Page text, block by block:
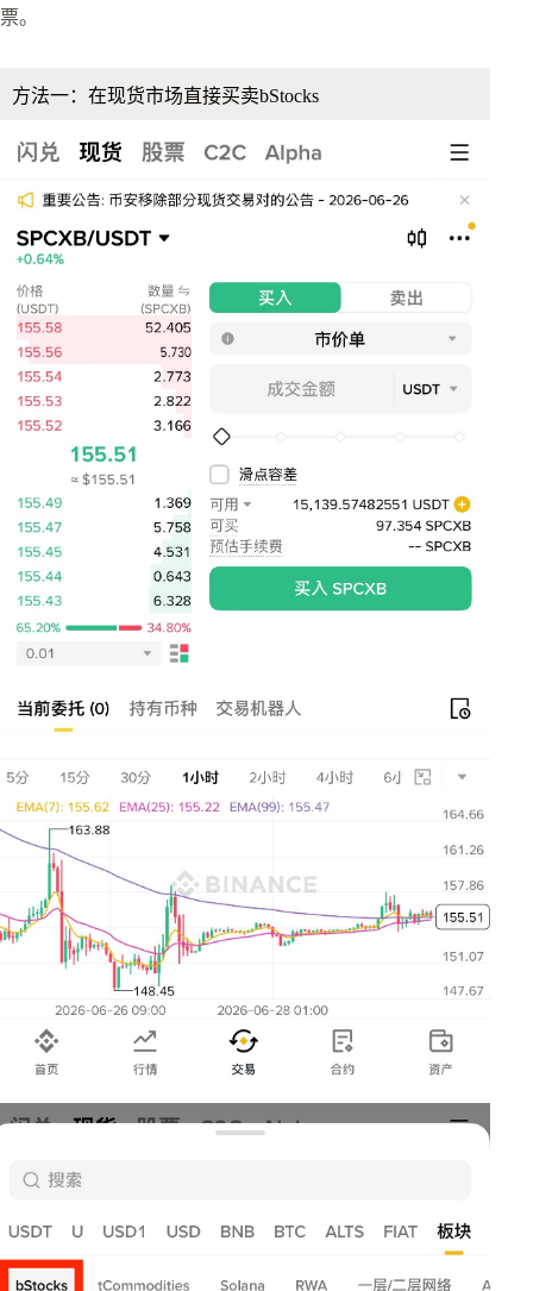
票。
方法一：在现货市场直接买卖bStocks